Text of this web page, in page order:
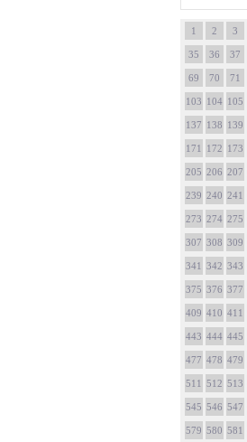
1 2 3
35 36 37
69 70 71
103 104 105
137 138 139
171 172 173
205 206 207
239 240 241
273 274 275
307 308 309
341 342 343
375 376 377
409 410 411
443 444 445
477 478 479
511 512 513
545 546 547
579 580 581